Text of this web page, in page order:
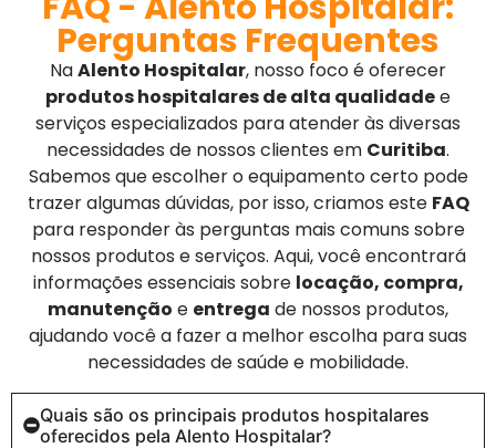
Perguntas Frequentes
NaAlento Hospitalar, nosso foco é oferecer
produtos hospitalares de alta qualidadee
serviços especializados para atender às diversas
necessidades de nossos clientes em Curitiba.
Sabemos que escolher o equipamento certo pode
trazer algumas dúvidas, por isso, criamos este FAQ
para responder às perguntas mais comuns sobre
nossos produtos e serviços. Aqui, você encontrará
informações essenciais sobre locação, compra,
manutenção e entrega de nossos produtos,
ajudando você a fazer a melhor escolha para suas
necessidades de saúde e mobilidade.
Quais são os principais produtos hospitalares
oferecidos pela Alento Hospitalar?